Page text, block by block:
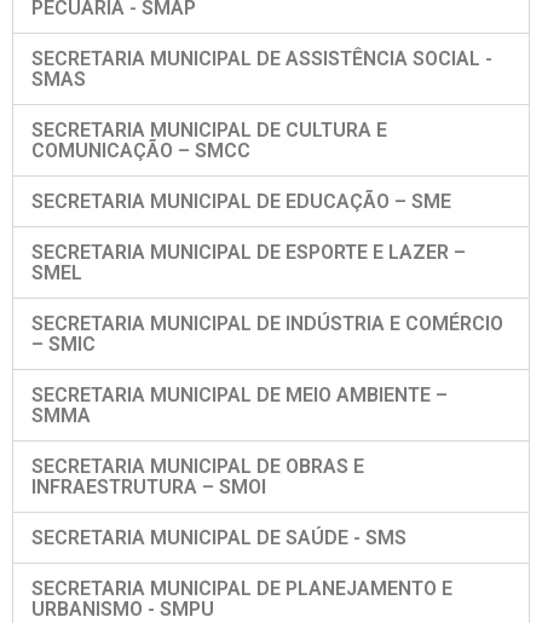
PECUÁRIA - SMAP
SECRETARIA MUNICIPAL DE ASSISTÊNCIA SOCIAL -
SMAS
SECRETARIA MUNICIPAL DE CULTURA E
COMUNICAÇÃO – SMCC
SECRETARIA MUNICIPAL DE EDUCAÇÃO – SME
SECRETARIA MUNICIPAL DE ESPORTE E LAZER –
SMEL
SECRETARIA MUNICIPAL DE INDÚSTRIA E COMÉRCIO
– SMIC
SECRETARIA MUNICIPAL DE MEIO AMBIENTE –
SMMA
SECRETARIA MUNICIPAL DE OBRAS E
INFRAESTRUTURA – SMOI
SECRETARIA MUNICIPAL DE SAÚDE - SMS
SECRETARIA MUNICIPAL DE PLANEJAMENTO E
URBANISMO - SMPU